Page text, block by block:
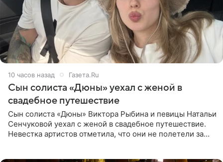
10 часов назад Газета.Ru
Сын солиста «Дюны» уехал с женой в
свадебное путешествие
Сын солиста «Дюны» Виктора Рыбина и певицы Натальи
Сенчуковой уехал с женой в свадебное путешествие.
Невестка артистов отметила, что они не полетели за